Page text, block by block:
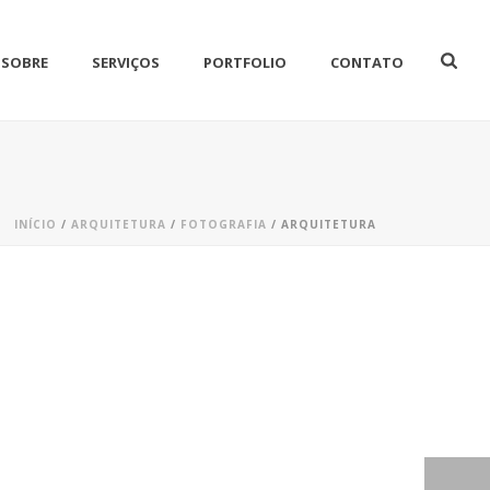
SOBRE SERVIÇOS PORTFOLIO CONTATO
INÍCIO / ARQUITETURA / FOTOGRAFIA / ARQUITETURA